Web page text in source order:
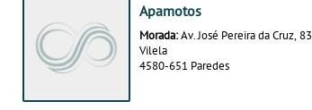
Apamotos
Morada:Av. José Pereira da Cruz, 83
Vilela
4580-651 Paredes